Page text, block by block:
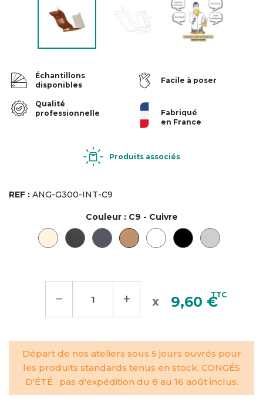
Échantillons
disponibles
Facile à poser
Qualité
professionnelle
Fabriqué
en France
Produits associés
REF : ANG-G300-INT-C9
Couleur : C9 - Cuivre
− + 9,60 €TTC
Départ de nos ateliers sous 5 jours ouvrés pour
les produits standards tenus en stock. CONGÉS
D'ÉTÉ : pas d'expédition du 8 au 16 août inclus.